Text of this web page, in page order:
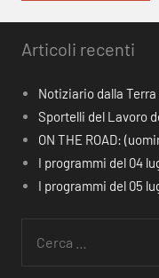
Articoli recenti
Notiziario dalla Terra
Sportelli del Lavoro
ON THE ROAD:
I programmi del 04
I programmi del 05
per: